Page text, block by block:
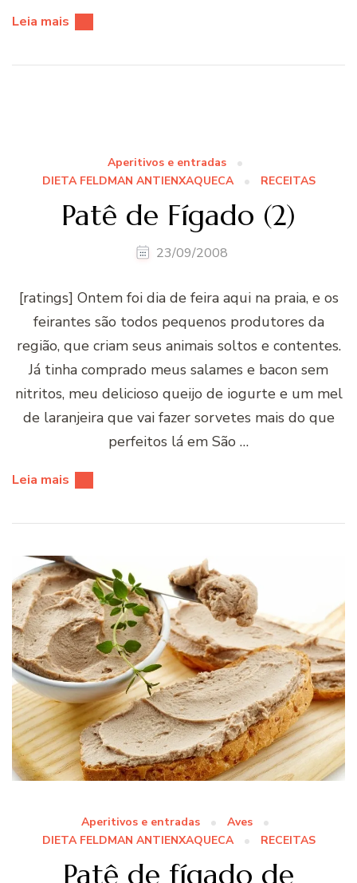
Leia mais
Aperitivos e entradas
DIETA FELDMAN ANTIENXAQUECA
RECEITAS
Patê de Fí­gado (2)
23/09/2008
[ratings] Ontem foi dia de feira aqui na praia, e os
feirantes são todos pequenos produtores da
região, que criam seus animais soltos e contentes.
Já tinha comprado meus salames e bacon sem
nitritos, meu delicioso queijo de iogurte e um mel
de laranjeira que vai fazer sorvetes mais do que
perfeitos lá em São …
Leia mais
Aperitivos e entradas
Aves
DIETA FELDMAN ANTIENXAQUECA
RECEITAS
Patê de fígado de